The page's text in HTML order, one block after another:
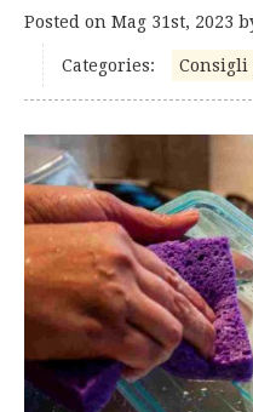
Posted on Mag 31st, 2023
Categories: Consigli